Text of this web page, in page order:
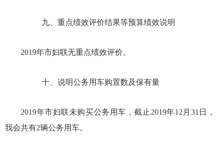
九、重点绩效评价结果等预算绩效说明
2019年市妇联无重点绩效评价。
十、说明公务用车购置数及保有量
2019年市妇联未购买公务用车，截止2019年12月31日，
我会共有2辆公务用车。